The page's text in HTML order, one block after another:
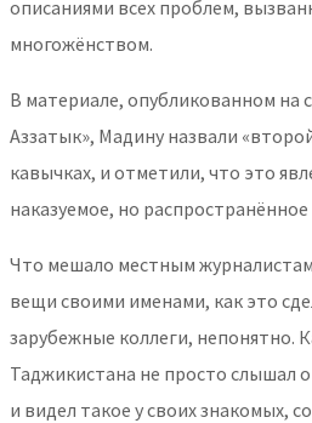
описаниями всех проблем,
многожёнством.
В материале, опубликованном на
Аззатык», Мадину назвали
кавычках, и отметили, что это
наказуемое, но
Что мешало местным
вещи своими именами, как это
зарубежные коллеги, непонятно.
Таджикистана не просто слышал
и видел такое у своих знакомых,